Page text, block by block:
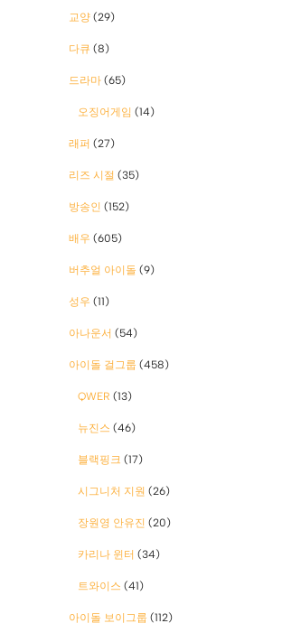
교양 (29)
다큐 (8)
드라마 (65)
오징어게임 (14)
래퍼 (27)
리즈 시절 (35)
방송인 (152)
배우 (605)
버추얼 아이돌 (9)
성우 (11)
아나운서 (54)
아이돌 걸그룹 (458)
QWER (13)
뉴진스 (46)
블랙핑크 (17)
시그니처 지원 (26)
장원영 안유진 (20)
카리나 윈터 (34)
트와이스 (41)
아이돌 보이그룹 (112)